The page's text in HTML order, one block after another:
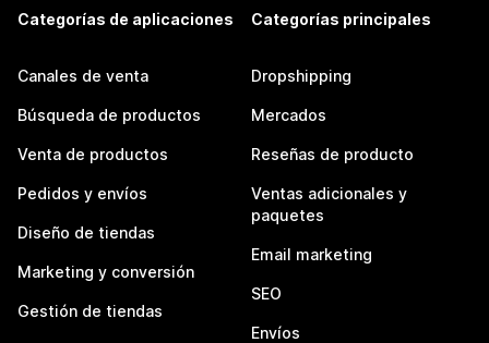
Categorías de aplicaciones
Canales de venta
Búsqueda de productos
Venta de productos
Pedidos y envíos
Diseño de tiendas
Marketing y conversión
Gestión de tiendas
Categorías principales
Dropshipping
Mercados
Reseñas de producto
Ventas adicionales y
paquetes
Email marketing
SEO
Envíos